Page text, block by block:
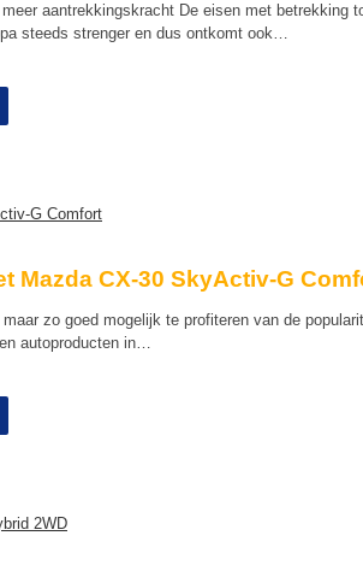
aantrekkingskracht De eisen met betrekking
steeds strenger en dus ontkomt ook…
Mazda CX-30 SkyActiv-G
zo goed mogelijk te profiteren van de
autoproducten in…